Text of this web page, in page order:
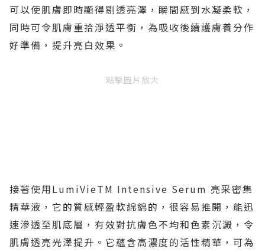
可以使肌膚即時顯得剔透亮澤，瞬間感到水凝柔軟，
同時可令肌膚重拾淨透平衡，為吸收後續護膚養分作
好準備，提升亮白效果。
點擊圖片放大
接著使用LumiVieTM Intensive Serum 亮采密集
精華液，它的質感輕盈軟綿綿的，很容易推開，能迅
速滲透至肌底層，有效對抗膚色不均和色素沉澱，令
肌膚透亮光澤提升。它蘊含高濃度的活性精華，可為